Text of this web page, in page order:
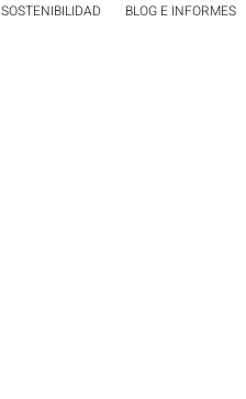
SOSTENIBILIDAD BLOG E INFORMES